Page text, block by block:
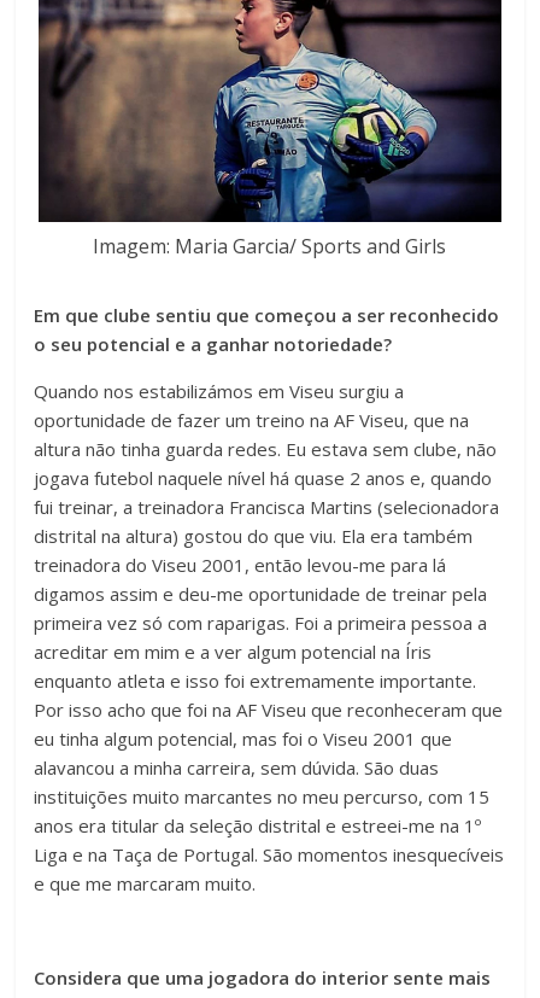
Imagem: Maria Garcia/ Sports and Girls
Em que clube sentiu que começou a ser reconhecido
o seu potencial e a ganhar notoriedade?
Quando nos estabilizámos em Viseu surgiu a
oportunidade de fazer um treino na AF Viseu, que na
altura não tinha guarda redes. Eu estava sem clube, não
jogava futebol naquele nível há quase 2 anos e, quando
fui treinar, a treinadora Francisca Martins (selecionadora
distrital na altura) gostou do que viu. Ela era também
treinadora do Viseu 2001, então levou-me para lá
digamos assim e deu-me oportunidade de treinar pela
primeira vez só com raparigas. Foi a primeira pessoa a
acreditar em mim e a ver algum potencial na Íris
enquanto atleta e isso foi extremamente importante.
Por isso acho que foi na AF Viseu que reconheceram que
eu tinha algum potencial, mas foi o Viseu 2001 que
alavancou a minha carreira, sem dúvida. São duas
instituições muito marcantes no meu percurso, com 15
anos era titular da seleção distrital e estreei-me na 1º
Liga e na Taça de Portugal. São momentos inesquecíveis
e que me marcaram muito.
Considera que uma jogadora do interior sente mais